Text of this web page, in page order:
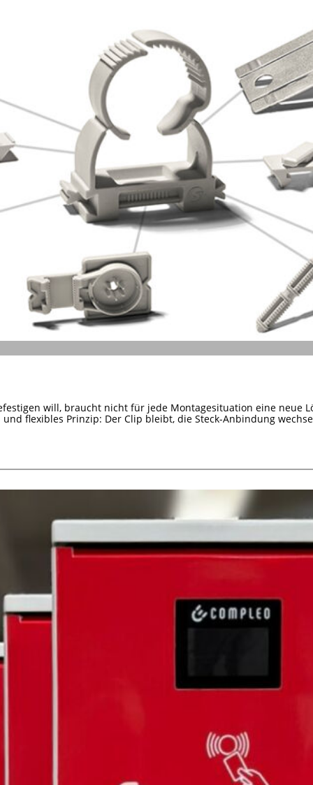
will, braucht nicht für jede Montagesituation eine neue
flexibles Prinzip: Der Clip bleibt, die Steck-Anbindung